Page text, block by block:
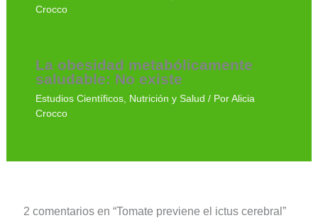
Crocco
La obesidad metabólicamente
saludable: No existe
Estudios Científicos, Nutrición y Salud / Por Alicia
Crocco
2 comentarios en “Tomate previene el ictus cerebral”